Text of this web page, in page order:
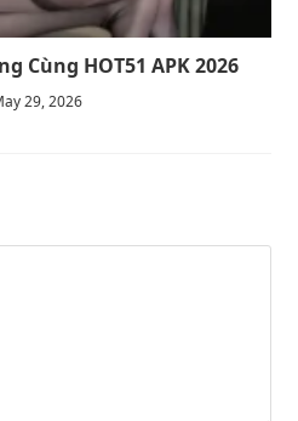
Cùng HOT51 APK 2026
29, 2026